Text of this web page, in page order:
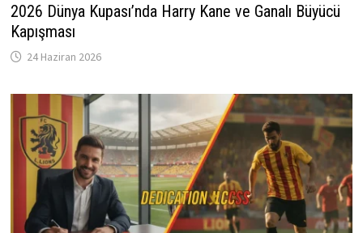
2026 Dünya Kupası’nda Harry Kane ve Ganalı Büyücü
Kapışması
24 Haziran 2026